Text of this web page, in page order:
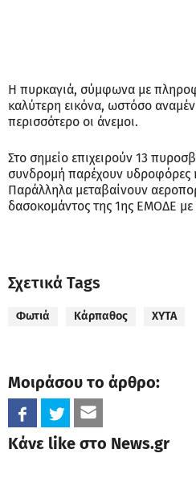
Η πυρκαγιά, σύμφωνα με
καλύτερη εικόνα, ωστόσο
περισσότερο οι άνεμοι.
Στο σημείο επιχειρούν 13
συνδρομή παρέχουν υδροφόρες
Παράλληλα μεταβαίνουν
δασοκομάντος της 1ης ΕΜΟΔΕ
Σχετικά Tags
Φωτιά Κάρπαθος ΧΥΤΑ
Μοιράσου το άρθρο:
Κάνε like στο News.gr